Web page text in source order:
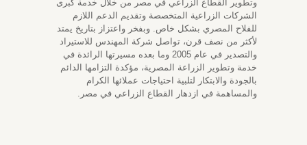
وتطوير القطاع الزراعي في مصر من خلال خدمةكبرى
الشركات الزراعية المتخصصة وتقديم الدعم
اللازم
للفلاح المصري بشكل خاص. وبفخر واعتزاز بتاريخ يمتد
لأكثر من نصف قرن، تواصل شركة المهندس للاستيراد
والتصدير في عام 2005 وما بعده مسيرتها الرائدة في
خدمة وتطوير الزراعة المصرية، مؤكدة التزامها الدائم
بالجودة والابتكار لتلبية احتياجات عملائها الكرام
والمساهمة في ازدهار القطاع الزراعي في مصر.